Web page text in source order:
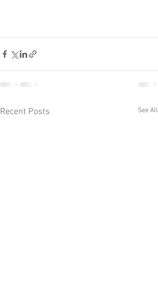
Recent Posts See All